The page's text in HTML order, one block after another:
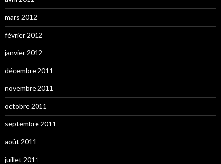
mars 2012
février 2012
janvier 2012
décembre 2011
novembre 2011
octobre 2011
septembre 2011
août 2011
juillet 2011